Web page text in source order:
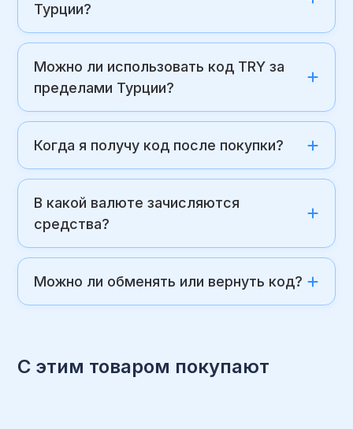
Турции?
Можно ли использовать код TRY за
пределами Турции?
Когда я получу код после покупки?
В какой валюте зачисляются
средства?
Можно ли обменять или вернуть код?
С этим товаром покупают